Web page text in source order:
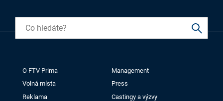
O FTV Prima
Management
Volná místa
Press
Reklama
Castingy a výzvy